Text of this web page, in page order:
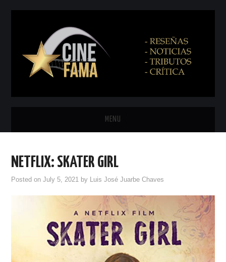
MENU
EN CINES
NETFLIX: SKATER GIRL
Posted onJuly 5, 2021 by Luis José Juarbe Chaves